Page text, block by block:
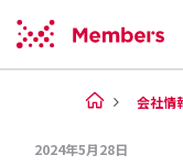
会社情
2024年5月28日